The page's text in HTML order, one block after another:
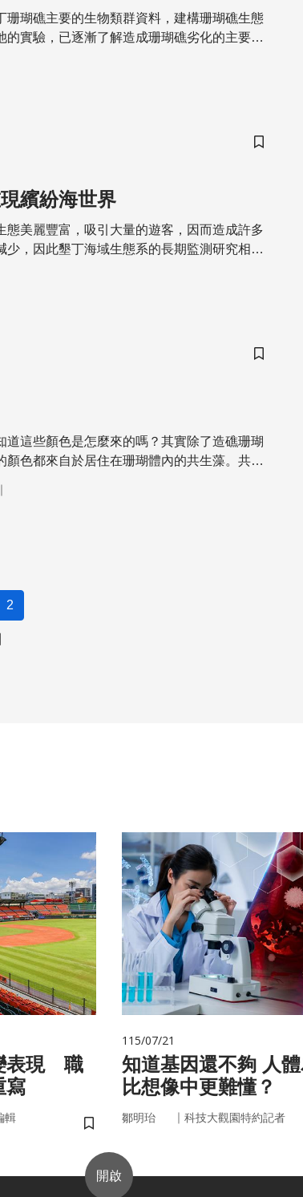
珊瑚礁主要的生物類群資料，建構珊瑚礁生態
的實驗，已逐漸了解造成珊瑚礁劣化的主要原
儲存書籤
繽紛海世界
態美麗豐富，吸引大量的遊客，因而造成許多
少，因此墾丁海域生態系的長期監測研究相當
儲存書籤
道這些顏色是怎麼來的嗎？其實除了造礁珊瑚
顏色都來自於居住在珊瑚體內的共生藻。共生
胞裡面。這是一個非常有趣的生命現象，一
｜
2
表現 職
寫
輯
儲存書籤
115/07/21
知道基因還不夠 人體為什麼
比想像中更難懂？
鄒明珆 ｜ 科技大觀園特約記者
開啟